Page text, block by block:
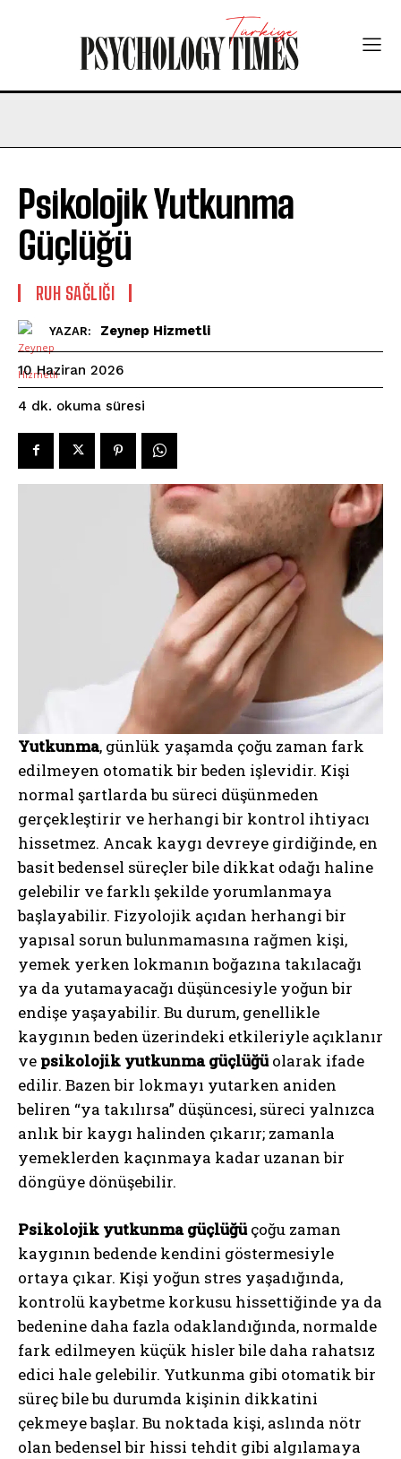
Psikolojik Yutkunma
Güçlüğü
⁠RUH SAĞLIĞI
YAZAR: Zeynep Hizmetli
10 Haziran 2026
4 dk. okuma süresi
Yutkunma, günlük yaşamda çoğu zaman fark
edilmeyen otomatik bir beden işlevidir. Kişi
normal şartlarda bu süreci düşünmeden
gerçekleştirir ve herhangi bir kontrol ihtiyacı
hissetmez. Ancak kaygı devreye girdiğinde, en
basit bedensel süreçler bile dikkat odağı haline
gelebilir ve farklı şekilde yorumlanmaya
başlayabilir. Fizyolojik açıdan herhangi bir
yapısal sorun bulunmamasına rağmen kişi,
yemek yerken lokmanın boğazına takılacağı
ya da yutamayacağı düşüncesiyle yoğun bir
endişe yaşayabilir. Bu durum, genellikle
kaygının beden üzerindeki etkileriyle açıklanır
ve psikolojik yutkunma güçlüğüolarak ifade
edilir. Bazen bir lokmayı yutarken aniden
beliren “ya takılırsa” düşüncesi, süreci yalnızca
anlık bir kaygı halinden çıkarır; zamanla
yemeklerden kaçınmaya kadar uzanan bir
döngüye dönüşebilir.
Psikolojik yutkunma güçlüğüçoğu zaman
kaygının bedende kendini göstermesiyle
ortaya çıkar. Kişi yoğun stres yaşadığında,
kontrolü kaybetme korkusu hissettiğinde ya da
bedenine daha fazla odaklandığında, normalde
fark edilmeyen küçük hisler bile daha rahatsız
edici hale gelebilir. Yutkunma gibi otomatik bir
süreç bile bu durumda kişinin dikkatini
çekmeye başlar. Bu noktada kişi, aslında nötr
olan bedensel bir hissi tehdit gibi algılamaya